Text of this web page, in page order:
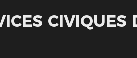
CIVIQUES